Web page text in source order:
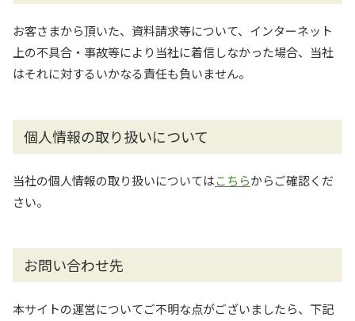
お客さまから頂いた、資料請求等について、インターネット
上の不具合・事故等により当社に着信しなかった場合、当社
はそれに対するいかなる責任も負いません。
個人情報の取り扱いについて
当社の個人情報の取り扱いについてはこちらからご確認くだ
さい。
お問い合わせ先
本サイトの運営についてご不明な点がございましたら、下記